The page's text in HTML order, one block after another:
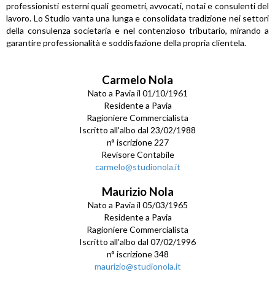
professionisti esterni quali geometri, avvocati, notai e consulenti del
lavoro. Lo Studio vanta una lunga e consolidata tradizione nei settori
della consulenza societaria e nel contenzioso tributario, mirando a
garantire professionalità e soddisfazione della propria clientela.
Carmelo Nola
Nato a Pavia il 01/10/1961
Residente a Pavia
Ragioniere Commercialista
Iscritto all'albo dal 23/02/1988
n° iscrizione 227
Revisore Contabile
carmelo@studionola.it
Maurizio Nola
Nato a Pavia il 05/03/1965
Residente a Pavia
Ragioniere Commercialista
Iscritto all'albo dal 07/02/1996
n° iscrizione 348
maurizio@studionola.it